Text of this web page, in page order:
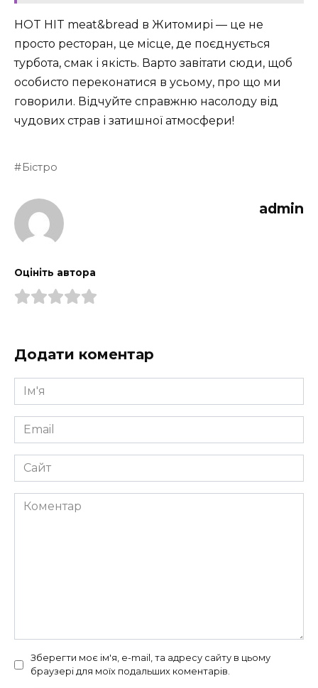
HOT HIT meat&bread в Житомирі — це не
просто ресторан, це місце, де поєднується
турбота, смак і якість. Варто завітати сюди, щоб
особисто переконатися в усьому, про що ми
говорили. Відчуйте справжню насолоду від
чудових страв і затишної атмосфери!
Бістро
admin
Оцініть автора
Додати коментар
Ім'я
*
Email
*
Сайт
Коментар
Зберегти моє ім'я, e-mail, та адресу сайту в цьому
браузері для моїх подальших коментарів.